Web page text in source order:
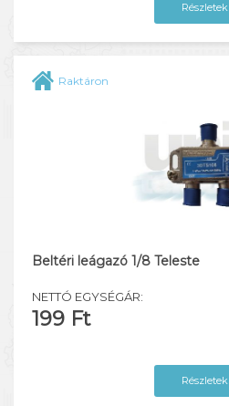
Részletek
Raktáron
Beltéri leágazó 1/8 Teleste
NETTÓ EGYSÉGÁR:
199 Ft
Részletek